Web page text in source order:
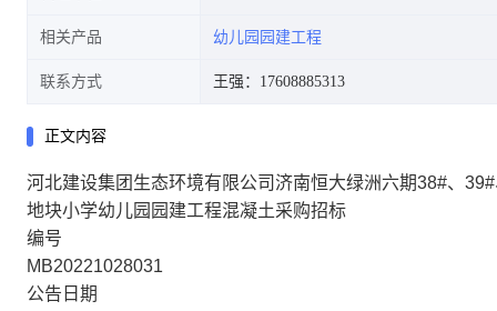
(44、45、46、47、48、49楼周
相关产品 幼儿园园建工程
联系方式 王强：17608885313
正文内容
河北建设集团生态环境有限公司济南恒大绿洲六期38#、
地块小学幼儿园园建工程混凝土采购招标
编号
MB20221028031
公告日期